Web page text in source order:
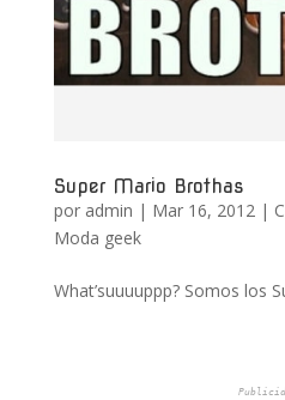
Super Mario Brothas
por admin | Mar 16, 2012|
Moda geek
What’suuuuppp? Somos los